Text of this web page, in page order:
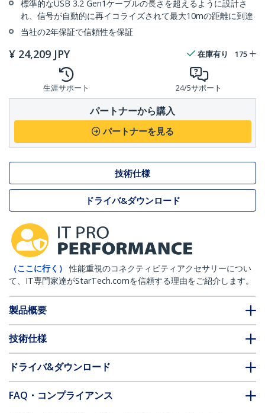
標準的なUSB 3.2 Gen1ケーブルの長さを超えるように設計さ
れ、信号が自動的に再イコライズされて最大10mの距離に到達
当社の2年保証で信頼性を保証
¥ 24,209 JPY 在庫有り 175
生涯サポート 24/5サポート
パートナーから購入
パートナーを見る
技術仕様
ドライバ&ダウンロード
（ここに行く）
性能重視のコネクティビティアクセサリーについ
て、IT専門家達がStarTech.comを信頼する理由をご紹介します。
製品概要
技術仕様
ドライバ&ダウンロード
FAQ・コンプライアンス